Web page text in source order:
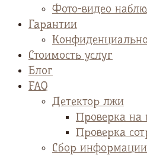
Фото-видео
Гарантии
Стоимость услуг
Блог
FAQ
Детектор лжи
Проверка на
Проверка
Сбор информации